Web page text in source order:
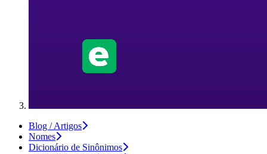
Blog / Artigos
Nomes
Dicionário de Sinônimos